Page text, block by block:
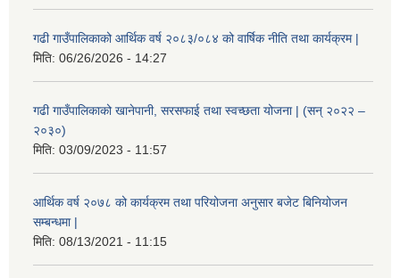
गढी गाउँपालिकाको आर्थिक वर्ष २०८३/०८४ को वार्षिक नीति तथा कार्यक्रम |
मिति: 06/26/2026 - 14:27
गढी गाउँपालिकाको खानेपानी, सरसफाई तथा स्वच्छता योजना | (सन् २०२२ –
२०३०)
मिति: 03/09/2023 - 11:57
आर्थिक वर्ष २०७८ को कार्यक्रम तथा परियोजना अनुसार बजेट बिनियोजन
सम्बन्धमा |
मिति: 08/13/2021 - 11:15